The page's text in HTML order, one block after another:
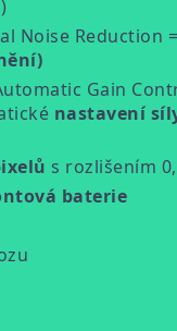
)
Noise Reduction
Gain
nastavení
s rozlišením
baterie